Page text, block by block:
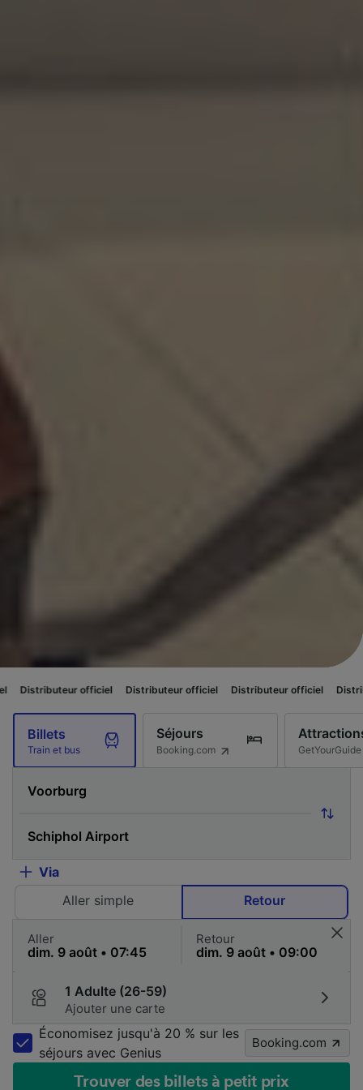
officiel Distributeur officiel Distributeur officiel Distributeur
Billets
Train et bus
Séjours
Booking.com GetYourGuide
Via
Aller simple
Retour
Aller Retour
1 Adulte (26-59)
Ajouter une carte
Économisez jusqu'à 20 % sur les
séjours avec Genius
Booking.com
Trouver des billets à petit prix